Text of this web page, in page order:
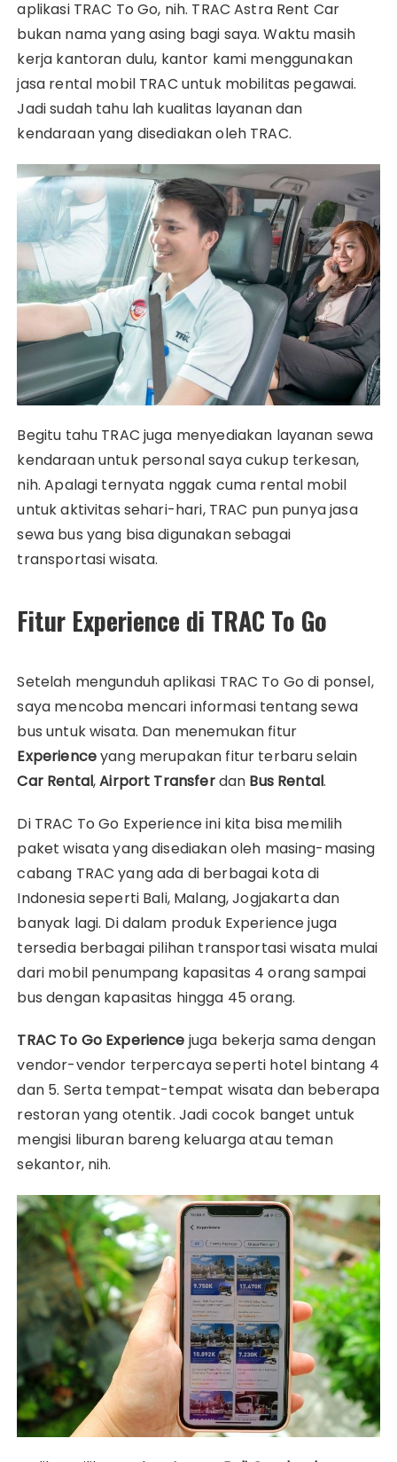
aplikasi TRAC To Go, nih. TRAC Astra Rent Car
bukan nama yang asing bagi saya. Waktu masih
kerja kantoran dulu, kantor kami menggunakan
jasa rental mobil TRAC untuk mobilitas pegawai.
Jadi sudah tahu lah kualitas layanan dan
kendaraan yang disediakan oleh TRAC.
Begitu tahu TRAC juga menyediakan layanan sewa
kendaraan untuk personal saya cukup terkesan,
nih. Apalagi ternyata nggak cuma rental mobil
untuk aktivitas sehari-hari, TRAC pun punya jasa
sewa bus yang bisa digunakan sebagai
transportasi wisata.
Fitur Experience di TRAC To Go
Setelah mengunduh aplikasi TRAC To Go di ponsel,
saya mencoba mencari informasi tentang sewa
bus untuk wisata. Dan menemukan fitur
Experienceyang merupakan fitur terbaru selain
Car Rental,Airport Transferdan Bus Rental.
Di TRAC To Go Experience ini kita bisa memilih
paket wisata yang disediakan oleh masing-masing
cabang TRAC yang ada di berbagai kota di
Indonesia seperti Bali, Malang, Jogjakarta dan
banyak lagi. Di dalam produk Experience juga
tersedia berbagai pilihan transportasi wisata mulai
dari mobil penumpang kapasitas 4 orang sampai
bus dengan kapasitas hingga 45 orang.
TRAC To Go Experience juga bekerja sama dengan
vendor-vendor terpercaya seperti hotel bintang 4
dan 5. Serta tempat-tempat wisata dan beberapa
restoran yang otentik. Jadi cocok banget untuk
mengisi liburan bareng keluarga atau teman
sekantor, nih.